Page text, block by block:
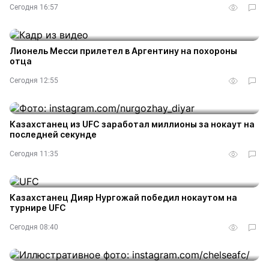
Сегодня 16:57
Лионель Месси прилетел в Аргентину на похороны
отца
Сегодня 12:55
Казахстанец из UFC заработал миллионы за нокаут на
последней секунде
Сегодня 11:35
Казахстанец Дияр Нургожай победил нокаутом на
турнире UFC
Сегодня 08:40